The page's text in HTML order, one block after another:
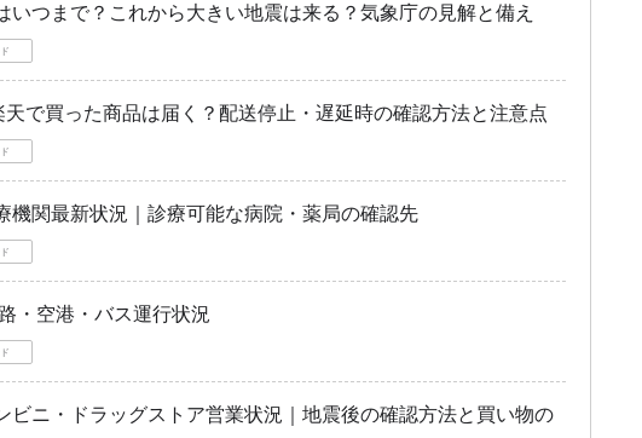
いつまで？これから大きい地震は来る？気象庁の見解と備え
で買った商品は届く？配送停止・遅延時の確認方法と注意点
機関最新状況｜診療可能な病院・薬局の確認先
・空港・バス運行状況
ビニ・ドラッグストア営業状況｜地震後の確認方法と買い物の